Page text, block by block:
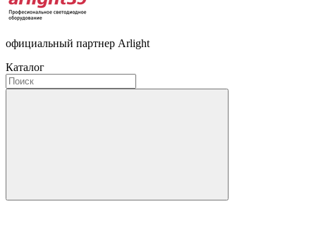
официальный партнер Arlight
Каталог